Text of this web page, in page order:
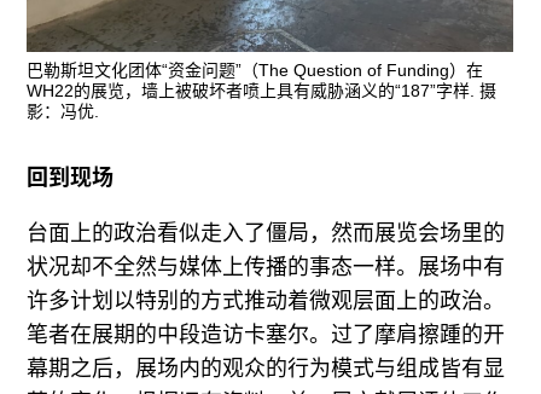
巴勒斯坦文化团体“资金问题”（The Question of Funding）在
WH22的展览，墙上被破坏者喷上具有威胁涵义的“187”字样. 摄
影：冯优.
回到现场
台面上的政治看似走入了僵局，然而展览会场里的
状况却不全然与媒体上传播的事态一样。展场中有
许多计划以特别的方式推动着微观层面上的政治。
笔者在展期的中段造访卡塞尔。过了摩肩擦踵的开
幕期之后，展场内的观众的行为模式与组成皆有显